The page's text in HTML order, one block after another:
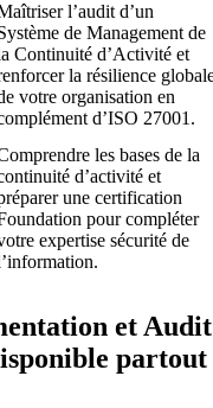
l’audit d’un
de Management de
Continuité d’Activité et
la résilience
votre organisation en
d’ISO 27001.
les bases de la
d’activité et
une certification
pour compléter
expertise sécurité de
et Audit
partout